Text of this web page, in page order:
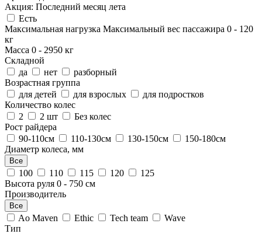
Акция: Последний месяц лета
Есть
Максимальная нагрузка Максимальный вес пассажира 0 - 120
кг
Масса 0 - 2950 кг
Складной
да
нет
разборный
Возрастная группа
для детей
для взрослых
для подростков
Количество колес
2
2 шт
Без колес
Рост райдера
90-110см
110-130см 130-150см
150-180см
Диаметр колеса, мм
Все
100 110 115 120
125
Высота руля 0 - 750 см
Производитель
Все
Ao Maven Ethic Tech team
Wave
Тип